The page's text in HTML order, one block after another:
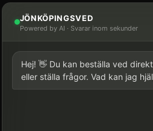
JÖNKÖPINGSVED
Powered by AI · Svarar inom sekunder
Hej! 👋 Du kan beställa ved
eller ställa frågor. Vad kan jag